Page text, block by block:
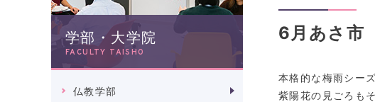
学部・大学院
FACULTY TAISHO
仏教学部
6月あさ市
本格的な梅雨シー
紫陽花の見ごろも